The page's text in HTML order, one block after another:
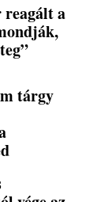
reagált a
tárgy